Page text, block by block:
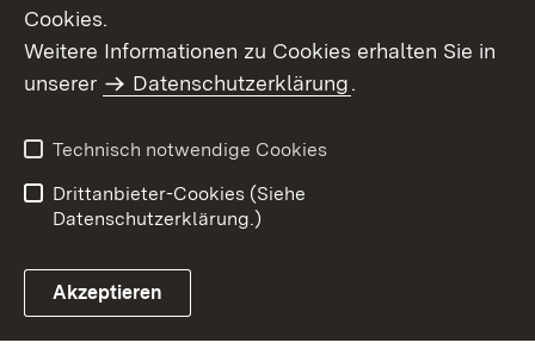
Cookies.
Weitere Informationen zu Cookies erhalten Sie in
unserer
Datenschutzerklärung.
Technisch notwendige Cookies
Drittanbieter-Cookies (Siehe
Datenschutzerklärung.)
Akzeptieren